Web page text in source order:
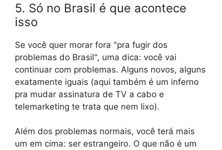
5. Só no Brasil é que acontece
isso
Se você quer morar fora "pra fugir dos
problemas do Brasil", uma dica: você vai
continuar com problemas. Alguns novos, alguns
exatamente iguais (aqui também é um inferno
pra mudar assinatura de TV a cabo e
telemarketing te trata que nem lixo).
Além dos problemas normais, você terá mais
um em cima: ser estrangeiro. O que não é um